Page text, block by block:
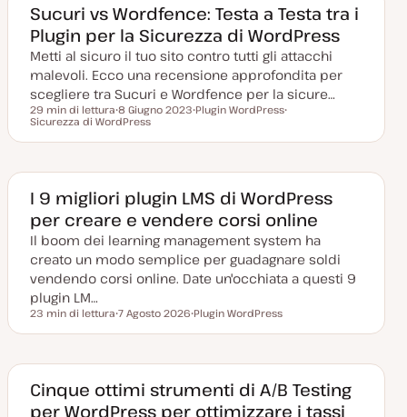
g
i
o
n
t
a
n
t
o
n
t
o
Sucuri vs Wordfence: Testa a Testa tra i
Plugin per la Sicurezza di WordPress
Metti al sicuro il tuo sito contro tutti gli attacchi
malevoli. Ecco una recensione approfondita per
scegliere tra Sucuri e Wordfence per la sicure…
Tempo di lettura
29 min di lettura
D
t
a
g
i
o
r
n
t
a
8 Giugno 2023
g
m
n
t
o
Plugin WordPress
g
m
n
t
o
Sicurezza di WordPress
I 9 migliori plugin LMS di WordPress
per creare e vendere corsi online
Il boom dei learning management system ha
creato un modo semplice per guadagnare soldi
vendendo corsi online. Date un'occhiata a questi 9
plugin LM…
Tempo di lettura
23 min di lettura
a
a
g
g
i
7 Agosto 2026
r
o
e
n
Plugin WordPress
Cinque ottimi strumenti di A/B Testing
per WordPress per ottimizzare i tassi